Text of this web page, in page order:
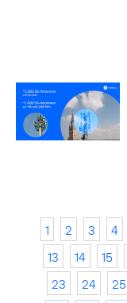
1 2 3 4
13
14 15
23
24 25